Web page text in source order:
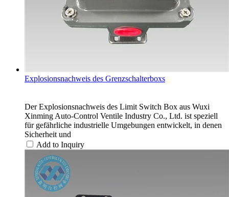
Explosionsnachweis des Grenzschalterboxs
Der Explosionsnachweis des Limit Switch Box aus Wuxi
Xinming Auto-Control Ventile Industry Co., Ltd. ist speziell
für gefährliche industrielle Umgebungen entwickelt, in denen
Sicherheit und
Add to Inquiry